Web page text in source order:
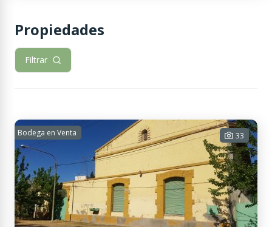
Propiedades
Filtrar
Bodega en Venta 33